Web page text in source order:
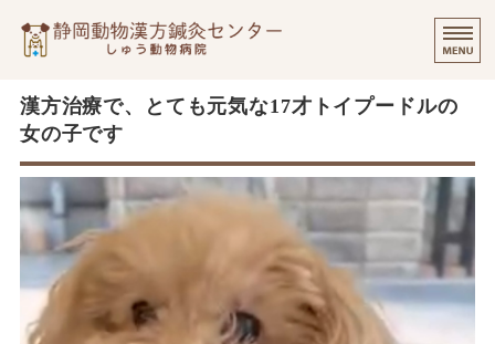
ご挨拶
診察について
個別出張診療について
オンラインでのご相談
漢方治療で、とても元気な17才トイプードルの
女の子です